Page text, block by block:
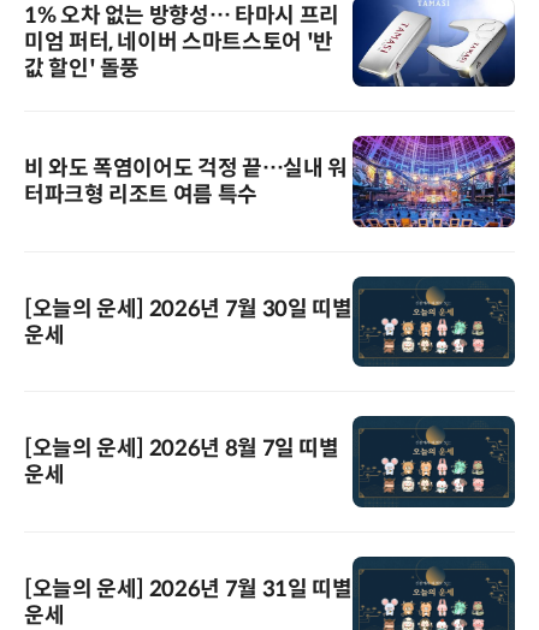
1% 오차 없는 방향성… 타마시 프리
미엄 퍼터, 네이버 스마트스토어 '반
값 할인' 돌풍
비 와도 폭염이어도 걱정 끝…실내 워
터파크형 리조트 여름 특수
[오늘의 운세] 2026년 7월 30일 띠별
운세
[오늘의 운세] 2026년 8월 7일 띠별
운세
[오늘의 운세] 2026년 7월 31일 띠별
운세